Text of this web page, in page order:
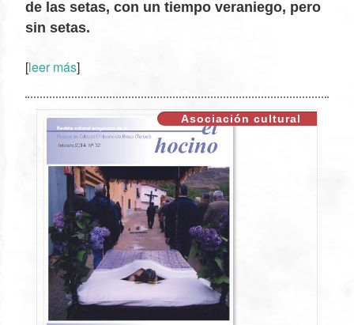
XX
de las setas, con un tiempo veraniego, pero
sin setas.
[leer más]
Asociación cultural